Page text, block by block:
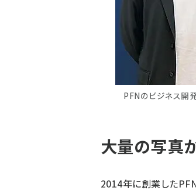
PFNのビジネス開
大量の写真
2014年に創業した